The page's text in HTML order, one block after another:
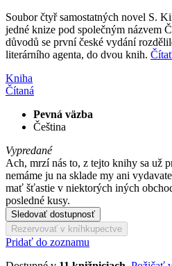
Soubor čtyř samostatných novel S.
jedné knize pod společným názvem
důvodů se první české vydání
literárního agenta, do dvou knih.
Kniha
Čítaná
Pevná väzba
Čeština
Vypredané
Ach, mrzí nás to, z tejto knihy sa už
nemáme ju na sklade my ani
mať šťastie v niektorých iných
posledné kusy.
Sledovať dostupnosť
Rezervovať v kníhkupectve
Pridať do zoznamu